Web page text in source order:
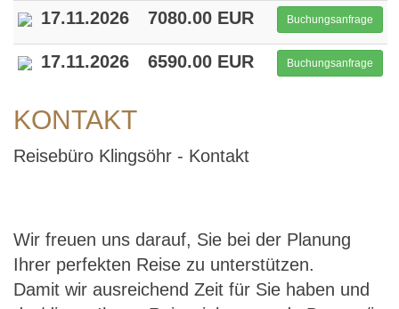
17.11.2026 7080.00 EUR Buchungsanfrage
17.11.2026 6590.00 EUR Buchungsanfrage
KONTAKT
Reisebüro Klingsöhr - Kontakt
Wir freuen uns darauf, Sie bei der Planung
Ihrer perfekten Reise zu unterstützen.
Damit wir ausreichend Zeit für Sie haben und